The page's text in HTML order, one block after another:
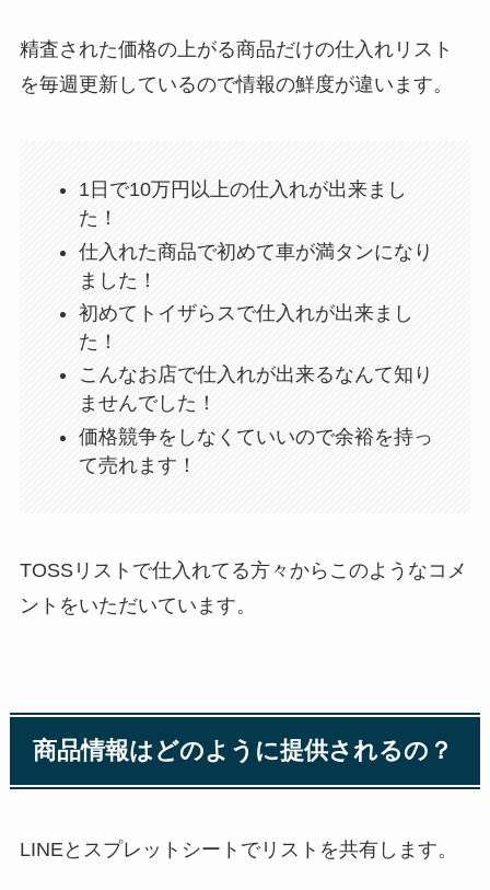
精査された価格の上がる商品だけの仕入れリスト
を毎週更新しているので情報の鮮度が違います。
1日で10万円以上の仕入れが出来まし
た！
仕入れた商品で初めて車が満タンになり
ました！
初めてトイザらスで仕入れが出来まし
た！
こんなお店で仕入れが出来るなんて知り
ませんでした！
価格競争をしなくていいので余裕を持っ
て売れます！
TOSSリストで仕入れてる方々からこのようなコメ
ントをいただいています。
商品情報はどのように提供されるの？
LINEとスプレットシートでリストを共有します。